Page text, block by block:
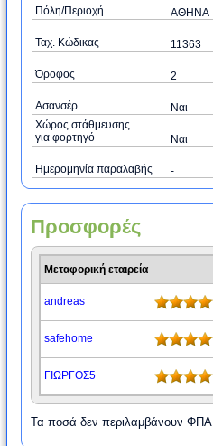
Πόλη/Περιοχή ΑΘΗΝΑ
Ταχ. Κώδικας 11363
Όροφος 2
Ασανσέρ
Ναι
Χώρος στάθμευσης
για φορτηγό
Ναι
Ημερομηνία παραλαβής -
Προσφορές
Μεταφορική εταιρεία
andreas
safehome
ΓΙΩΡΓΟΣ5
Τα ποσά δεν περιλαμβάνουν ΦΠΑ